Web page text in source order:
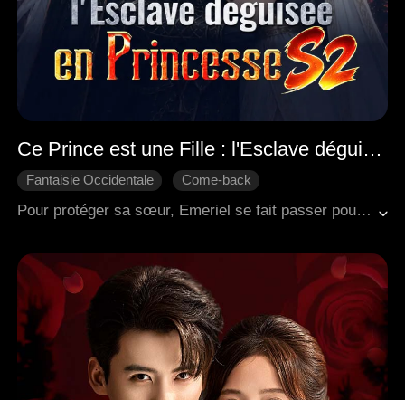
Ce Prince est une Fille : l'Esclave déguisée en Princesse
Fantaisie Occidentale
Come-back
Femme en homme
Pour protéger sa sœur, Emeriel se fait passer pour un garçon lorsque les deux sœurs sont vendues comme esclaves au royaume des bêtes d'Urai. Mais Emeriel n'est pas une humaine ordinaire - c'est une Syren rare, la seule à pouvoir calmer le roi-bête Daemonikai dans ses moments de folie sauvage, et tous deux tombent secrètement amoureux l'un de l'autre. Sinai, rongée par la jalousie, la harcèle sans relâche, tandis que l'ambitieux seigneur Zaiper complote contre elle, et Vladya, sous l'emprise d'une malédiction, développe une obsession inquiétante pour sa sœur. Emeriel se bat pour garder son identité secrète tout en échappant à des pièges mortels. À la surprise générale, elle finit par lever la malédiction qui pesait sur le roi-bête...